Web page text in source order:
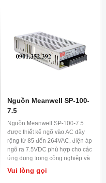
Nguồn Meanwell SP-100-
7.5
Nguồn Meanwell SP-100-7.5
được thiết kế ngõ vào AC dãy
rộng từ 85 đến 264VAC, điện áp
ngõ ra 7.5VDC phù hợp cho các
ứng dụng trong công nghiệp và
thiết bị viễn thông.Dòng này
định danh là dòng cao cấp hơn
Vui lòng gọi